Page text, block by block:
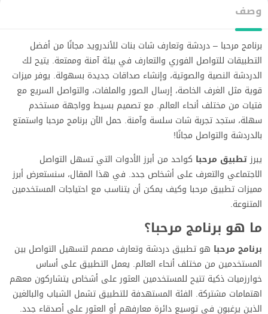
وصف
برنامج مرحبا – دردشة وتعارف شات بنات للأندرويد مجانًا من أفضل
التطبيقات للتواصل الفوري والتعارف في بيئة آمنة وممتعة. يتيح لك
الدردشة النصية والصوتية، وإنشاء صداقات جديدة بسهولة. يوفر ميزات
قوية مثل الغرف الخاصة، إرسال الصور والملفات، والتواصل السريع مع
فتيات من مختلف أنحاء العالم. مع تصميم بسيط وواجهة مستخدم
سهلة، ستجد تجربة شات سلسة وآمنة. حمل الآن برنامج مرحبا واستمتع
بالدردشة والتواصل مجانًا!
يبرزتطبيق مرحبا كواحد من أبرز الأدوات التي تسهل التواصل
الاجتماعي والتعرف على أشخاص جدد. في هذا المقال، سنستعرض أبرز
مميزات تطبيق مرحبا وكيف يمكن أن يتناسب مع احتياجات المستخدمين
المتنوعة.
ما هو برنامج مرحبا؟
برنامج مرحبا هو تطبيق دردشة وتعارف مصمم لتسهيل التواصل بين
المستخدمين من مختلف أنحاء العالم. يعمل التطبيق على أساس
خوارزميات ذكية تتيح للمستخدمين العثور على أشخاص يتشاركون معهم
اهتمامات مشتركة. الفئة المستهدفة للتطبيق تشمل الشباب والبالغين
الذين يرغبون في توسيع دائرة معارفهم أو العثور على أصدقاء جدد.